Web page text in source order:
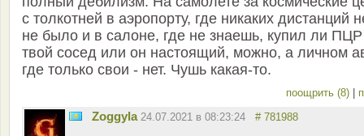
с толкотней в аэропорту, где никаких дистанций
не было и в салоне, где не знаешь, купил ли ПЦР
твой сосед или он настоящий, можно, а личном
где только свои - нет. Чушь какая-то.
поощрить (8)
Zoggyla 24.07.2021 в 08:23:24 # 781988